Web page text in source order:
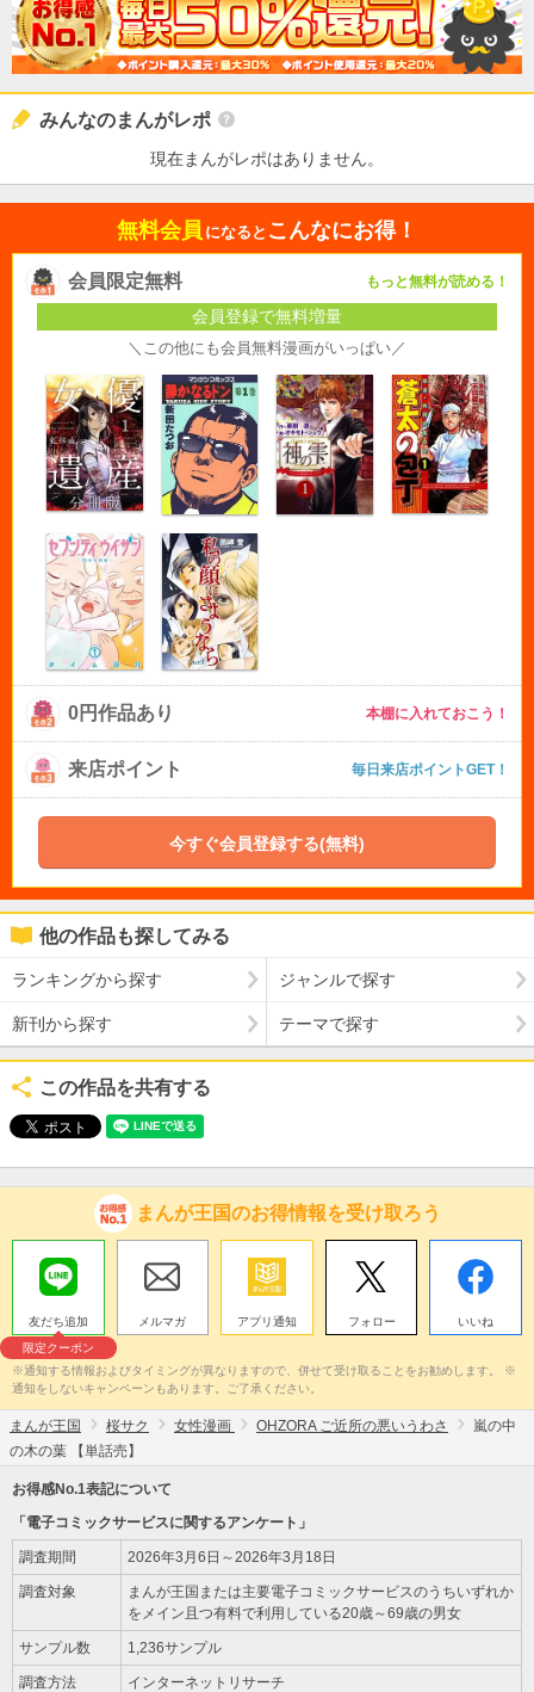
みんなのまんがレポ
現在まんがレポはありません。
無料会員 になると こんなにお得！
会員限定無料 もっと無料が読める！
会員登録で無料増量
＼この他にも会員無料漫画がいっぱい／
0円作品あり 本棚に入れておこう！
来店ポイント 毎日来店ポイントGET！
今すぐ会員登録する(無料)
他の作品も探してみる
ランキングから探す ジャンルで探す
新刊から探す テーマで探す
この作品を共有する
まんが王国のお得情報を受け取ろう
友だち追加
限定クーポン
メルマガ アプリ通知 フォロー いいね
※通知する情報およびタイミングが異なりますので、併せて受け取ることをお勧めします。 ※
通知をしないキャンペーンもあります。ご了承ください。
まんが王国 桜サク 女性漫画 OHZORA ご近所の悪いうわさ
嵐の中
の木の葉 【単話売】
お得感No.1表記について
「電子コミックサービスに関するアンケート」
調査期間 2026年3月6日～2026年3月18日
調査対象
まんが王国または主要電子コミックサービスのうちいずれか
をメイン且つ有料で利用している20歳～69歳の男女
サンプル数 1,236サンプル
調査方法 インターネットリサーチ